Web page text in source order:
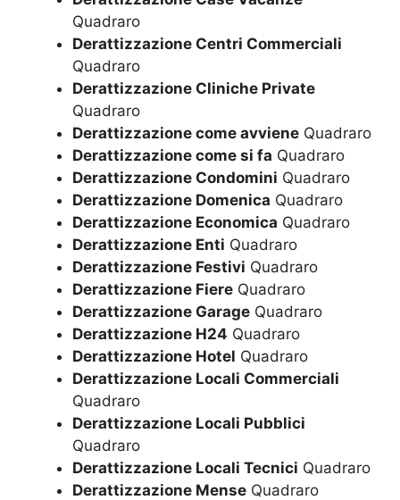
Quadraro
Derattizzazione Centri Commerciali
Quadraro
Derattizzazione Cliniche Private
Quadraro
Derattizzazione come avviene Quadraro
Derattizzazione come si fa Quadraro
Derattizzazione Condomini Quadraro
Derattizzazione Domenica Quadraro
Derattizzazione Economica Quadraro
Derattizzazione Enti Quadraro
Derattizzazione Festivi Quadraro
Derattizzazione Fiere Quadraro
Derattizzazione Garage Quadraro
Derattizzazione H24 Quadraro
Derattizzazione Hotel Quadraro
Derattizzazione Locali Commerciali
Quadraro
Derattizzazione Locali Pubblici
Quadraro
Derattizzazione Locali Tecnici Quadraro
Derattizzazione Mense Quadraro